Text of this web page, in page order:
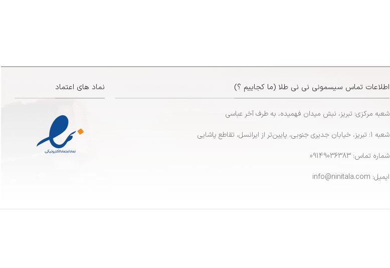
اطلاعات تماس سیسمونی نی نی طلا (ما کجاییم ؟)
شعبه مرکزی: تبریز، نبش میدان فهمیده، به طرف آخر عباسی
شعبه 1: تبریز، خیابان جدیری جنوبی، پایین‌تر از ایرانسل، تقاطع پاشایی
شماره تماس: 09149036383
ایمیل: info@ninitala.com
نماد های اعتماد